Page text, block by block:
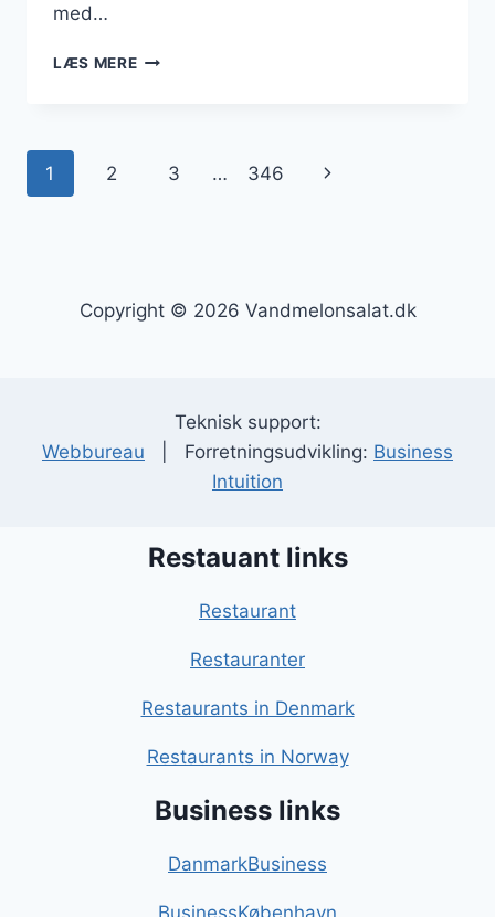
med…
LÆS MEREVANDMELONSALAT
Side
1 2 3 … 346
Næste
Copyright © 2026 Vandmelonsalat.dk
Teknisk support:
Webbureau | Forretningsudvikling: Business
Intuition
Restauant links
Restaurant
Restauranter
Restaurants in Denmark
Restaurants in Norway
Business links
DanmarkBusiness
BusinessKøbenhavn